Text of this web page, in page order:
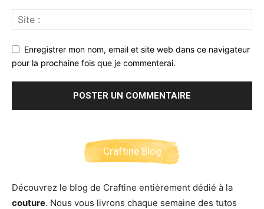
Enregistrer mon nom, email et site web dans ce navigateur
pour la prochaine fois que je commenterai.
Craftine Blog
Découvrez le blog de Craftine entièrement dédié à la
couture. Nous vous livrons chaque semaine des tutos